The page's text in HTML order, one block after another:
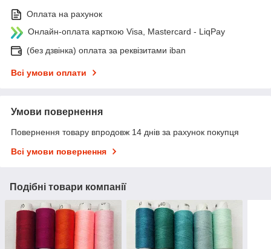
Оплата на рахунок
Онлайн-оплата карткою Visa, Mastercard - LiqPay
(без дзвінка) оплата за реквізитами iban
Всі умови оплати
Умови повернення
Повернення товару впродовж 14 днів за рахунок покупця
Всі умови повернення
Подібні товари компанії